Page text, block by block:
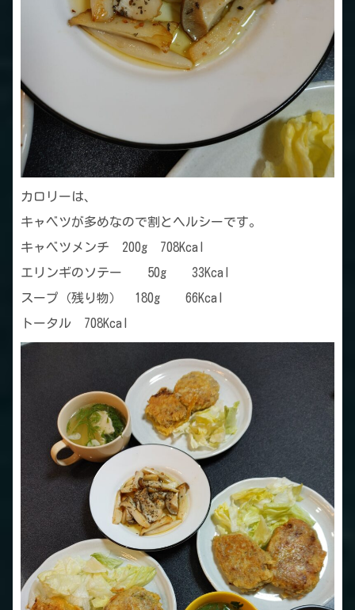
カロリーは、
キャベツが多めなので割とヘルシーです。
キャベツメンチ 200g 708Kcal
エリンギのソテー 50g 33Kcal
スープ（残り物） 180g 66Kcal
トータル 708Kcal